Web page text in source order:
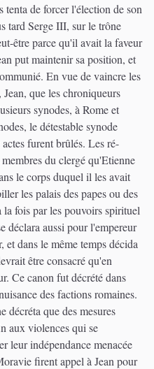
de forcer l'élection de son
tard Serge III, sur le trône
être parce qu'il avait la faveur
put maintenir sa position, et
En vue de vaincre les
que les chroniqueurs
synodes, à Rome et
le détestable synode
furent brûlés. Les ré-
du clergé qu'Etienne
le corps duquel il les avait
les palais des papes ou des
la fois par les pouvoirs spirituel
déclara aussi pour l'empereur
dans le même temps décida
être consacré qu'en
Ce canon fut décrété dans
des factions romaines.
décréta que des mesures
aux violences qui se
leur indépendance menacée
firent appel à Jean pour